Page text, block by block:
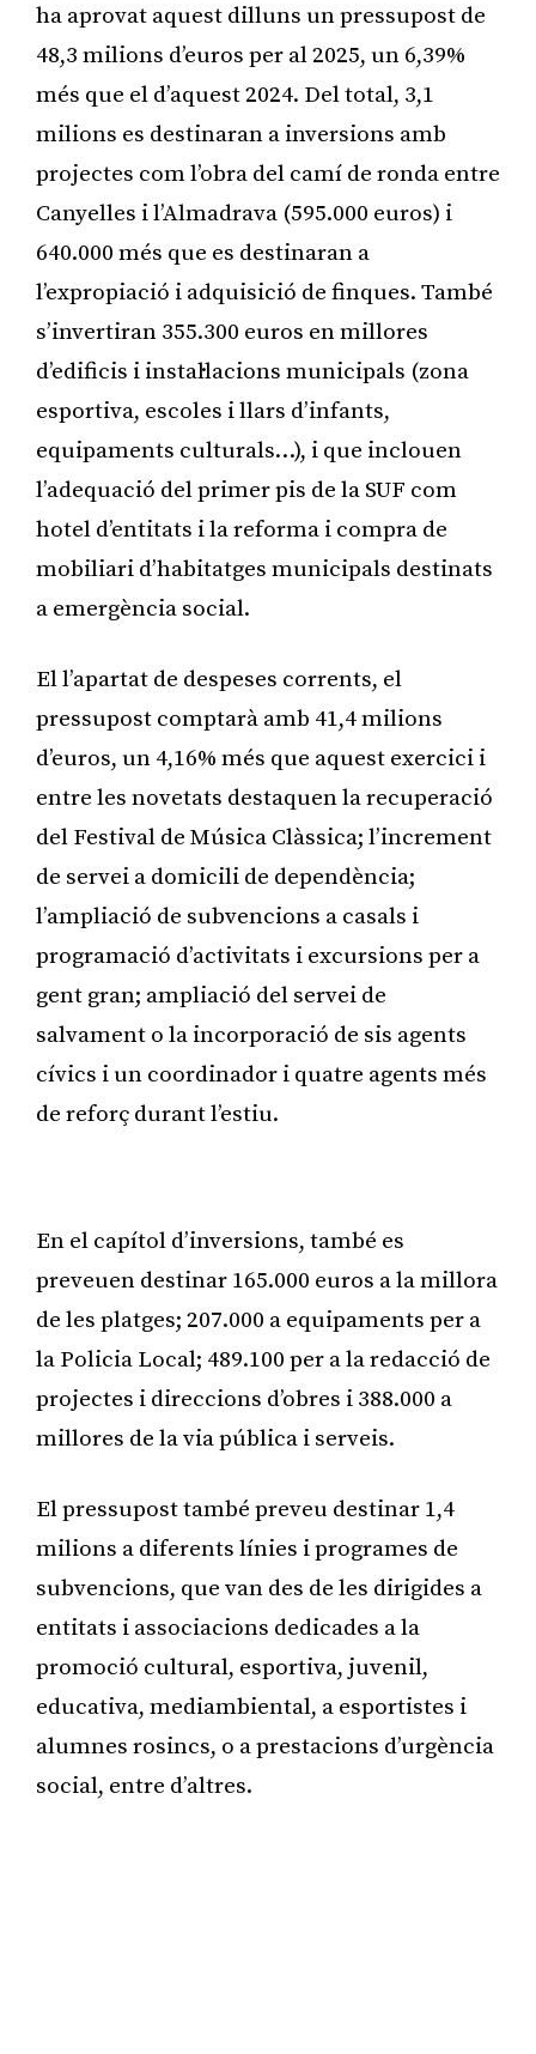
ha aprovat aquest dilluns un pressupost de
48,3 milions d’euros per al 2025, un 6,39%
més que el d’aquest 2024. Del total, 3,1
milions es destinaran a inversions amb
projectes com l’obra del camí de ronda entre
Canyelles i l’Almadrava (595.000 euros) i
640.000 més que es destinaran a
l’expropiació i adquisició de finques. També
s’invertiran 355.300 euros en millores
d’edificis i instal·lacions municipals (zona
esportiva, escoles i llars d’infants,
equipaments culturals…), i que inclouen
l’adequació del primer pis de la SUF com
hotel d’entitats i la reforma i compra de
mobiliari d’habitatges municipals destinats
a emergència social.
El l’apartat de despeses corrents, el
pressupost comptarà amb 41,4 milions
d’euros, un 4,16% més que aquest exercici i
entre les novetats destaquen la recuperació
del Festival de Música Clàssica; l’increment
de servei a domicili de dependència;
l’ampliació de subvencions a casals i
programació d’activitats i excursions per a
gent gran; ampliació del servei de
salvament o la incorporació de sis agents
cívics i un coordinador i quatre agents més
de reforç durant l’estiu.
En el capítol d’inversions, també es
preveuen destinar 165.000 euros a la millora
de les platges; 207.000 a equipaments per a
la Policia Local; 489.100 per a la redacció de
projectes i direccions d’obres i 388.000 a
millores de la via pública i serveis.
El pressupost també preveu destinar 1,4
milions a diferents línies i programes de
subvencions, que van des de les dirigides a
entitats i associacions dedicades a la
promoció cultural, esportiva, juvenil,
educativa, mediambiental, a esportistes i
alumnes rosincs, o a prestacions d’urgència
social, entre d’altres.